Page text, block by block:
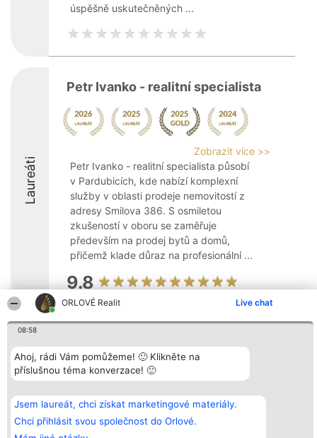
ORLOVÉ Realit Live chat
08:58
Ahoj, rádi Vám pomůžeme! 🙂 Klikněte na
příslušnou téma konverzace! 🙂
Jsem laureát, chci získat marketingové materiály.
Chci přihlásit svou společnost do Orlové.
úspěšně uskutečněných ...
Laureáti
Petr Ivanko - realitní specialista
Zobrazit více >>
Petr Ivanko - realitní specialista působí
v Pardubicích, kde nabízí komplexní
služby v oblasti prodeje nemovitostí z
adresy Smilova 386. S osmiletou
zkušeností v oboru se zaměřuje
především na prodej bytů a domů,
přičemž klade důraz na profesionální ...
9.8
Organizátor hlasování
o. sp. k.
ul. Ruska 22
Wrocław 50-079
381313360 | NIP 8943132676
Seznam všech
laureátů
Zásady
Zásady
ochrany
osobních údajů